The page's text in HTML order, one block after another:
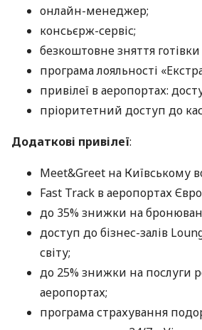
онлайн-менеджер;
консьєрж-сервіс;
безкоштовне зняття
програма лояльності
привілеї в аеропортах:
пріоритетний доступ до
Додаткові привілеї:
Meet&Greet на Київському
Fast Track в аеропортах
до 35% знижки на
доступ до бізнес-залів
світу;
до 25% знижки на послуги
аеропортах;
програма страхування